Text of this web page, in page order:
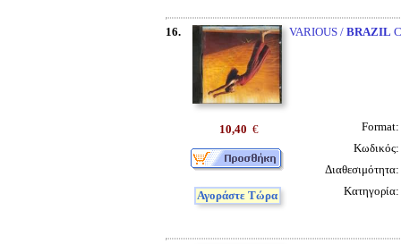
16. VARIOUS / BRAZIL
10,40 €
Αγοράστε Τώρα
Format:
Κωδικός:
Διαθεσιμότητα:
Κατηγορία: